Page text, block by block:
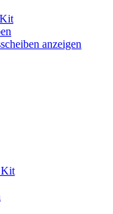
anzeigen
Kit